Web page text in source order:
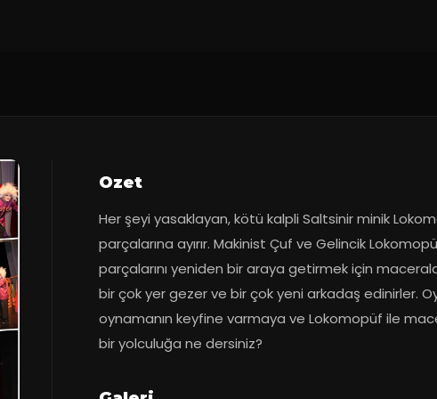
Ozet
Her şeyi yasaklayan, kötü kalpli Saltsinir minik
parçalarına ayırır. Makinist Çuf ve Gelincik
parçalarını yeniden bir araya getirmek için
bir çok yer gezer ve bir çok yeni arkadaş edinirler.
oynamanın keyfine varmaya ve Lokomopüf ile
bir yolculuğa ne dersiniz?